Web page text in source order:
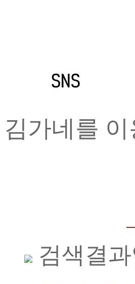
김가네를
검색결